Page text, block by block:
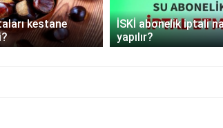
kestane
İSKİ abonelik iptali
yapılır?